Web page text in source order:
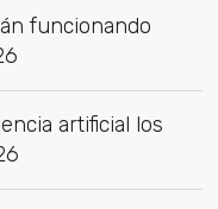
funcionando
artificial los